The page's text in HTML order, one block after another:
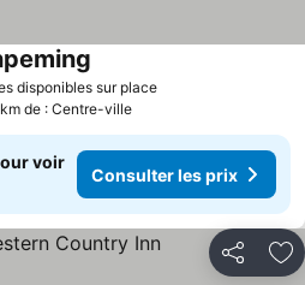
disponibles sur place
km de : Centre-ville
voir
Consulter les prix
Partager